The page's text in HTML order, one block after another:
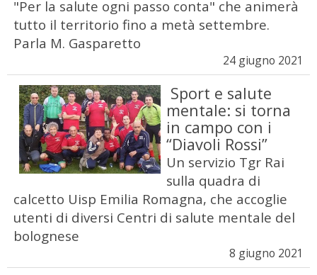
"Per la salute ogni passo conta" che animerà
tutto il territorio fino a metà settembre.
Parla M. Gasparetto
24 giugno 2021
Sport e salute
mentale: si torna
in campo con i
“Diavoli Rossi”
Un servizio Tgr Rai
sulla quadra di
calcetto Uisp Emilia Romagna, che accoglie
utenti di diversi Centri di salute mentale del
bolognese
8 giugno 2021